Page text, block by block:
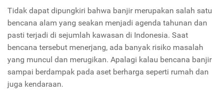
Tidak dapat dipungkiri bahwa banjir merupakan salah satu
bencana alam yang seakan menjadi agenda tahunan dan
pasti terjadi di sejumlah kawasan di Indonesia. Saat
bencana tersebut menerjang, ada banyak risiko masalah
yang muncul dan merugikan. Apalagi kalau bencana banjir
sampai berdampak pada aset berharga seperti rumah dan
juga kendaraan.